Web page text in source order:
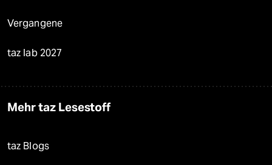
Vergangene
taz lab 2027
Mehr taz Lesestoff
taz Blogs